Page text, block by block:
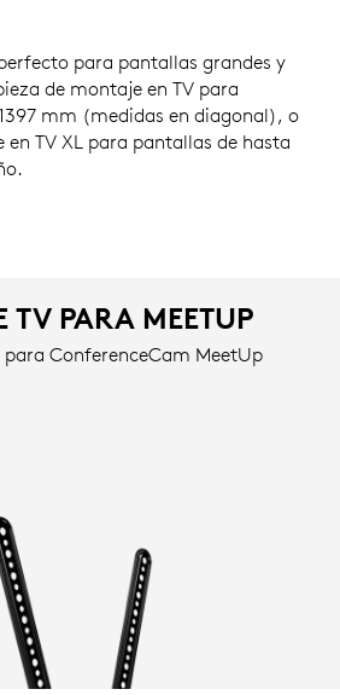
para pantallas grandes y
de montaje en TV para
mm (medidas en diagonal), o
TV XL para pantallas de hasta
TV PARA MEETUP
ConferenceCam MeetUp